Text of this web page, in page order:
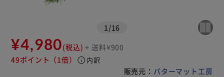
1 /16
¥4,980(税込) + 送料¥900
49ポイント （1倍） info 内訳
販売元： パターマット工房